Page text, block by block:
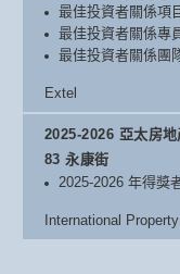
最佳投資者關係項
最佳投資者關係專
最佳投資者關係團
Extel
2025-2026 亞太房地
83 永康街
2025-2026 年得獎
International